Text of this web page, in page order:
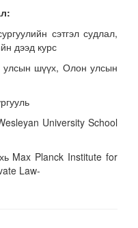
сэтгэл судлал,
дээд курс
шүүх, Олон улсын
University School
Max Planck Institute for
Law-